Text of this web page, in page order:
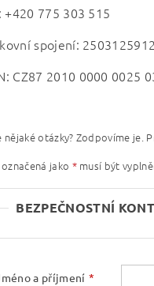
+420 775 303 515
spojení:
CZ87 2010 0000 0025
nějaké otázky? Zodpovíme je.
jako *musí být
BEZPEČNOSTNÍ
a příjmení